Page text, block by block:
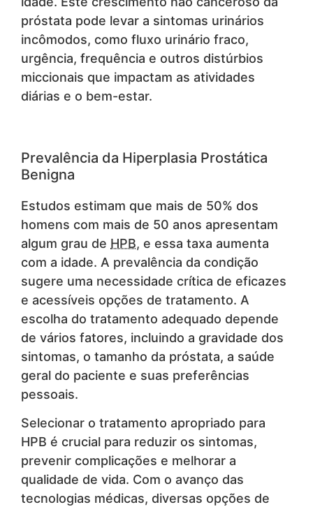
próstata pode levar a sintomas urinários
incômodos, como fluxo urinário fraco,
urgência, frequência e outros distúrbios
miccionais que impactam as atividades
diárias e o bem-estar.
Prevalência da Hiperplasia Prostática
Benigna
Estudos estimam que mais de 50% dos
homens com mais de 50 anos apresentam
algum grau de HPB, e essa taxa aumenta
com a idade. A prevalência da condição
sugere uma necessidade crítica de eficazes
e acessíveis opções de tratamento. A
escolha do tratamento adequado depende
de vários fatores, incluindo a gravidade dos
sintomas, o tamanho da próstata, a saúde
geral do paciente e suas preferências
pessoais.
Selecionar o tratamento apropriado para
HPB é crucial para reduzir os sintomas,
prevenir complicações e melhorar a
qualidade de vida. Com o avanço das
tecnologias médicas, diversas opções de